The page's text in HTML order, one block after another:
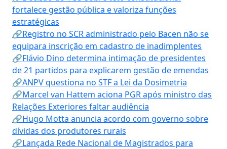
fortalece gestão pública e valoriza funções
estratégicas
🔗Registro no SCR administrado pelo Bacen não se
equipara inscrição em cadastro de inadimplentes
🔗Flávio Dino determina intimação de presidentes
de 21 partidos para explicarem gestão de emendas
🔗ANPV questiona no STF a Lei da Dosimetria
🔗Marcel van Hattem aciona PGR após ministro das
Relações Exteriores faltar audiência
🔗Hugo Motta anuncia acordo com governo sobre
dívidas dos produtores rurais
🔗Lançada Rede Nacional de Magistrados para